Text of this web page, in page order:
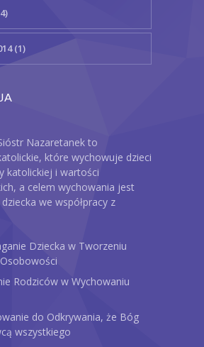
(1)
Nazaretanek to
które wychowuje dzieci
katolickiej i wartości
a celem wychowania jest
we współpracy z
Dziecka w Tworzeniu
Rodziców w Wychowaniu
do Odkrywania, że Bóg
wszystkiego